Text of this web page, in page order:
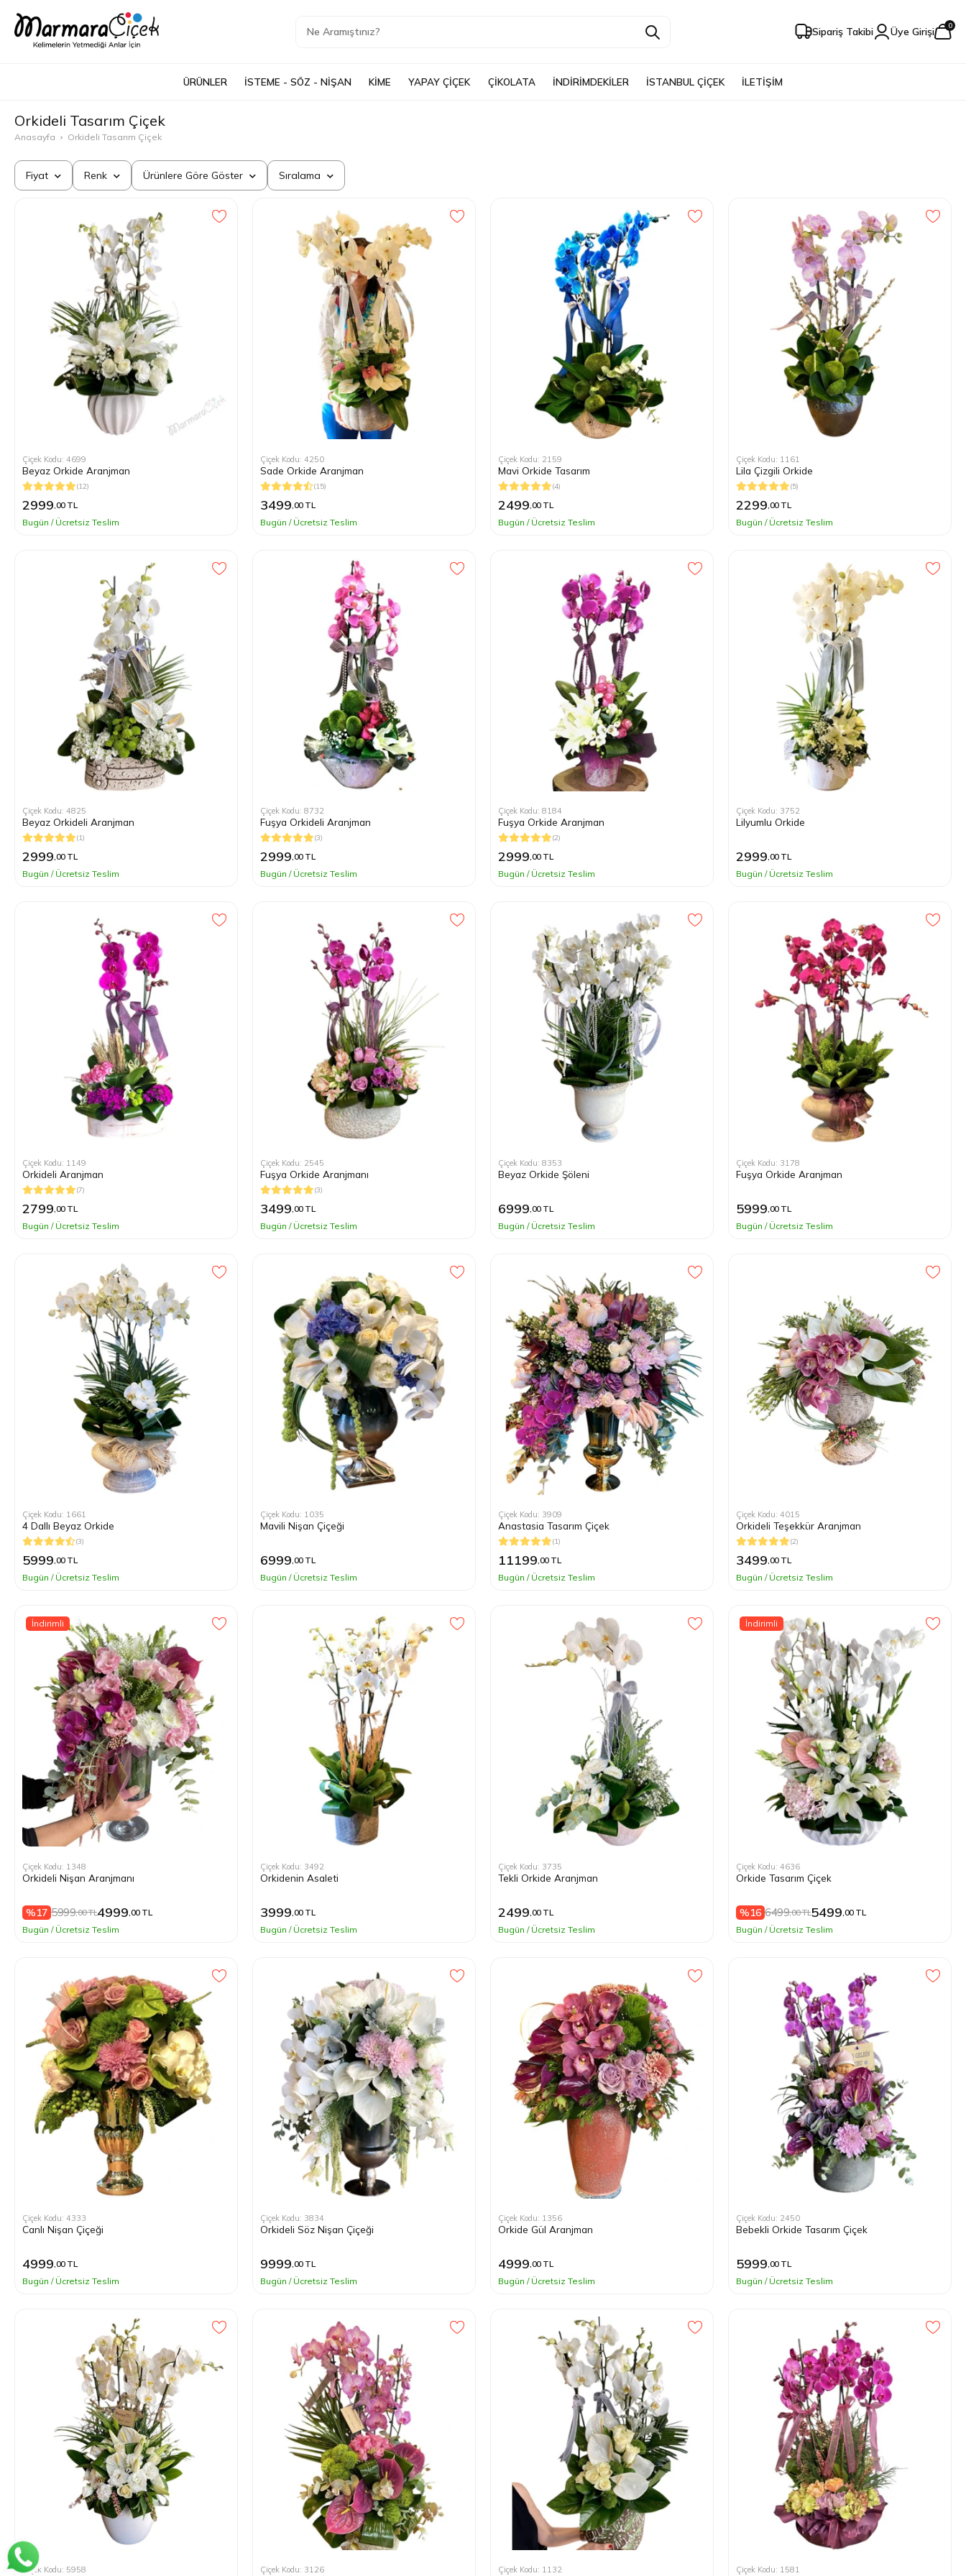
Sipariş Takibi Üye Girişi 0
ÜRÜNLER İSTEME - SÖZ - NİŞAN KİME YAPAY ÇİÇEK ÇİKOLATA İNDİRİMDEKİLER İSTANBUL ÇİÇEK İLETİŞİM
Orkideli Tasarım Çiçek
Anasayfa Orkideli Tasarım Çiçek
Fiyat
3.000 - 5.000 TL
5.000 - 10.000 TL
10.000 TL ve üstü
Renk
Mavi
Kırmızı
Sarı
Pembe
Mor
Uygula
Ürünlere Göre Göster
İndirimli Ürünleri Göster
Sıralama
Ucuzdan Pahalıya
Pahalıdan Ucuza
En Çok Beğenilenler
En Çok Değerlendirilenler
En Yeniler
Çiçek Kodu: 4699
Beyaz Orkide Aranjman
(12)
2999 ,00 TL
Bugün / Ücretsiz Teslim
Çiçek Kodu: 4250
Sade Orkide Aranjman
(15)
3499 ,00 TL
Bugün / Ücretsiz Teslim
Çiçek Kodu: 2159
Mavi Orkide Tasarım
(4)
2499 ,00 TL
Bugün / Ücretsiz Teslim
Çiçek Kodu: 1161
Lila Çizgili Orkide
(5)
2299 ,00 TL
Bugün / Ücretsiz Teslim
Çiçek Kodu: 4825
Beyaz Orkideli Aranjman
(1)
2999,00 TL
Bugün / Ücretsiz Teslim
Çiçek Kodu: 8732
Fuşya Orkideli Aranjman
(3)
2999,00 TL
Bugün / Ücretsiz Teslim
Çiçek Kodu: 8184
Fuşya Orkide Aranjman
(2)
2999,00 TL
Bugün / Ücretsiz Teslim
Çiçek Kodu: 3752
Lilyumlu Orkide
2999,00 TL
Bugün / Ücretsiz Teslim
Çiçek Kodu: 1149
Orkideli Aranjman
(7)
2799 ,00 TL
Bugün / Ücretsiz Teslim
Çiçek Kodu: 2545
Fuşya Orkide Aranjmanı
(3)
3499 ,00 TL
Bugün / Ücretsiz Teslim
Çiçek Kodu: 8353
Beyaz Orkide Şöleni
6999 ,00 TL
Bugün / Ücretsiz Teslim
Çiçek Kodu: 3178
Fuşya Orkide Aranjman
5999 ,00 TL
Bugün / Ücretsiz Teslim
Çiçek Kodu: 1661
4 Dallı Beyaz Orkide
(3)
5999,00 TL
Bugün / Ücretsiz Teslim
Çiçek Kodu: 1035
Mavili Nişan Çiçeği
6999,00 TL
Bugün / Ücretsiz Teslim
Çiçek Kodu: 3909
Anastasia Tasarım Çiçek
(1)
11199,00 TL
Bugün / Ücretsiz Teslim
Çiçek Kodu: 4015
Orkideli Teşekkür Aranjman
(2)
3499,00 TL
Bugün / Ücretsiz Teslim
İndirimli
Çiçek Kodu: 1348
Orkideli Nişan Aranjmanı
%17 5999,00 TL4999 ,00 TL
Bugün / Ücretsiz Teslim
Çiçek Kodu: 3492
Orkidenin Asaleti
3999 ,00 TL
Bugün / Ücretsiz Teslim
Çiçek Kodu: 3735
Tekli Orkide Aranjman
2499 ,00 TL
Bugün / Ücretsiz Teslim
İndirimli
Çiçek Kodu: 4636
Orkide Tasarım Çiçek
%16 6499,00 TL5499 ,00 TL
Bugün / Ücretsiz Teslim
Çiçek Kodu: 4333
Canlı Nişan Çiçeği
4999,00 TL
Bugün / Ücretsiz Teslim
Çiçek Kodu: 3834
Orkideli Söz Nişan Çiçeği
9999,00 TL
Bugün / Ücretsiz Teslim
Çiçek Kodu: 1356
Orkide Gül Aranjman
4999,00 TL
Bugün / Ücretsiz Teslim
Çiçek Kodu: 2450
Bebekli Orkide Tasarım Çiçek
5999,00 TL
Bugün / Ücretsiz Teslim
Çiçek Kodu: 5958 Çiçek Kodu: 3126 Çiçek Kodu: 1132 Çiçek Kodu: 1581